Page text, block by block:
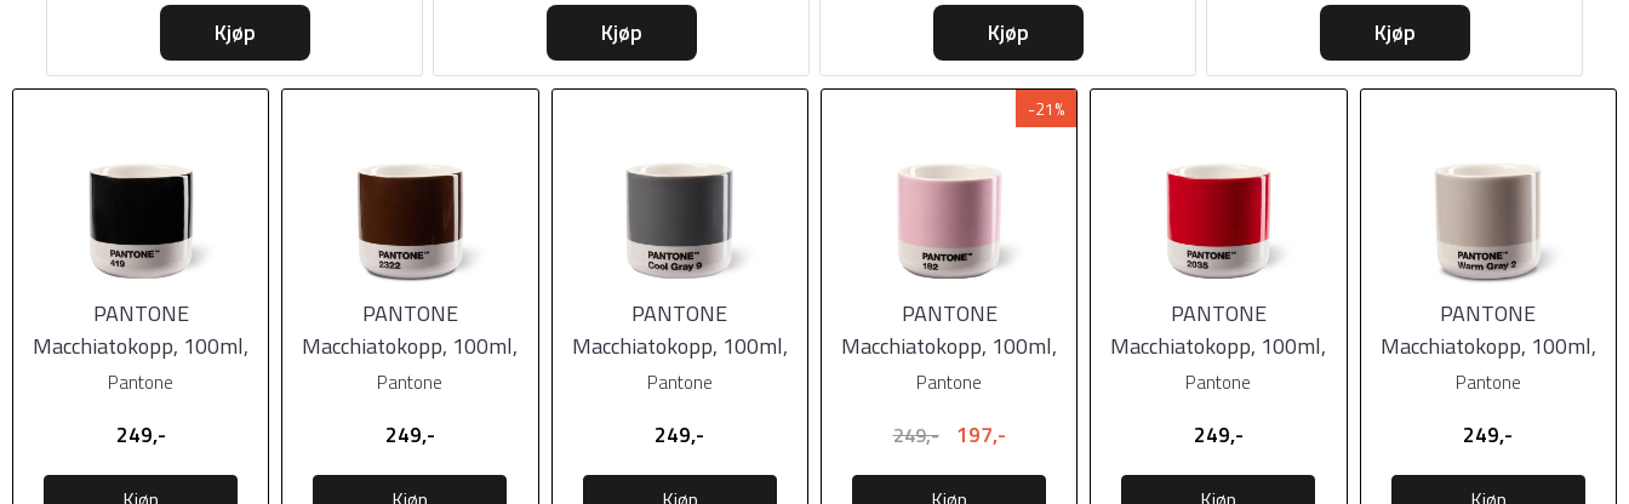
Kjøp
Kjøp
Kjøp
Kjøp
PANTONE
Macchiatokopp, 100ml,
Black
Pantone
249,-
PANTONE
Macchiatokopp, 100ml,
Brown
Pantone
249,-
PANTONE
Macchiatokopp, 100ml,
Cool Gray
Pantone
249,-
-21%
PANTONE
Macchiatokopp, 100ml,
Light Pink
Pantone
249,- 197,-
PANTONE
Macchiatokopp, 100ml,
Red
Pantone
249,-
PANTONE
Macchiatokopp, 100ml,
Warm Gray
Pantone
249,-